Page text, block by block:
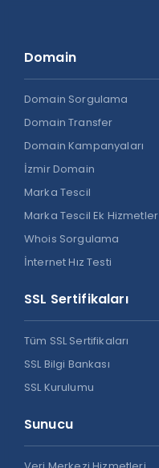
Domain
Domain Sorgulama
Domain Transfer
Domain Kampanyaları
İzmir Domain
Marka Tescil
Marka Tescil Ek Hizmetler
Whois Sorgulama
İnternet Hız Testi
SSL Sertifikaları
Tüm SSL Sertifikaları
SSL Bilgi Bankası
SSL Kurulumu
Sunucu